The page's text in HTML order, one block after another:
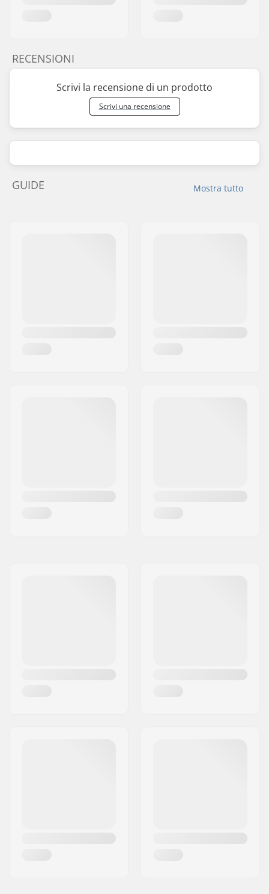
RECENSIONI
Scrivi la recensione di un prodotto
Scrivi una recensione
Mostra tutto
GUIDE